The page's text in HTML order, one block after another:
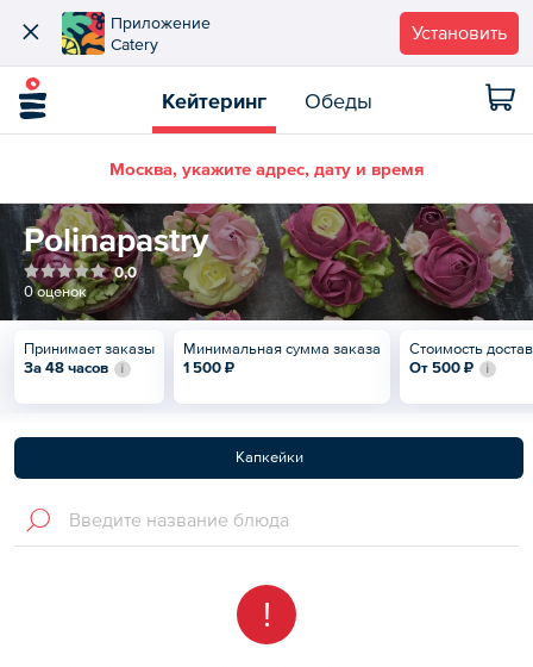
Приложение
Catery
Установить
Кейтеринг Обеды
Москва, укажите адрес, дату и время
Polinapastry
0,0
0 оценок
Принимает заказы
За 48 часов
Минимальная сумма заказа
1 500 ₽
Стоимость
От 500 ₽
Капкейки
!